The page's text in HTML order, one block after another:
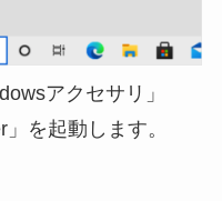
アクセサリ」
を起動します。